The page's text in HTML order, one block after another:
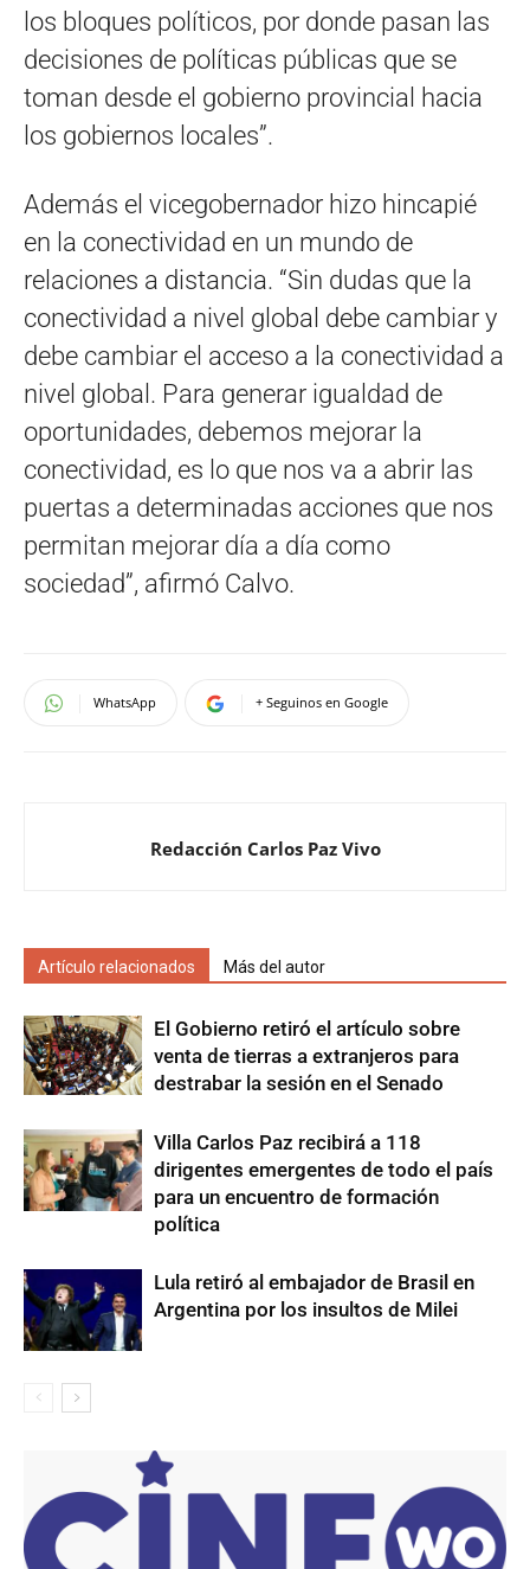
los bloques políticos, por donde pasan las
decisiones de políticas públicas que se
toman desde el gobierno provincial hacia
los gobiernos locales”.
Además el vicegobernador hizo hincapié
en la conectividad en un mundo de
relaciones a distancia. “Sin dudas que la
conectividad a nivel global debe cambiar y
debe cambiar el acceso a la conectividad a
nivel global. Para generar igualdad de
oportunidades, debemos mejorar la
conectividad, es lo que nos va a abrir las
puertas a determinadas acciones que nos
permitan mejorar día a día como
sociedad”, afirmó Calvo.
WhatsApp + Seguinos en Google
Redacción Carlos Paz Vivo
Artículo relacionados Más del autor
El Gobierno retiró el artículo sobre
venta de tierras a extranjeros para
destrabar la sesión en el Senado
Villa Carlos Paz recibirá a 118
dirigentes emergentes de todo el país
para un encuentro de formación
política
Lula retiró al embajador de Brasil en
Argentina por los insultos de Milei